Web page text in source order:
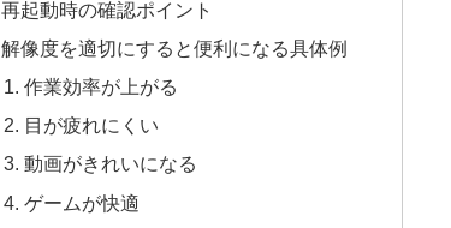
再起動時の確認ポイント
解像度を適切にすると便利になる具体例
作業効率が上がる
目が疲れにくい
動画がきれいになる
ゲームが快適